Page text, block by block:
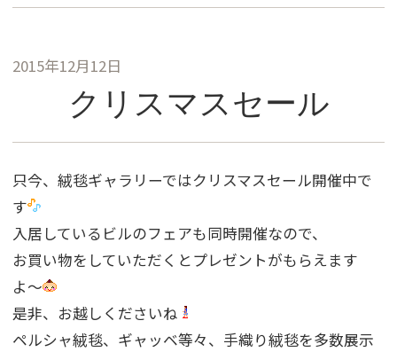
2015年12月12日
クリスマスセール
只今、絨毯ギャラリーではクリスマスセール開催中で
す
入居しているビルのフェアも同時開催なので、
お買い物をしていただくとプレゼントがもらえます
よ〜
是非、お越しくださいね
ペルシャ絨毯、ギャッベ等々、手織り絨毯を多数展示